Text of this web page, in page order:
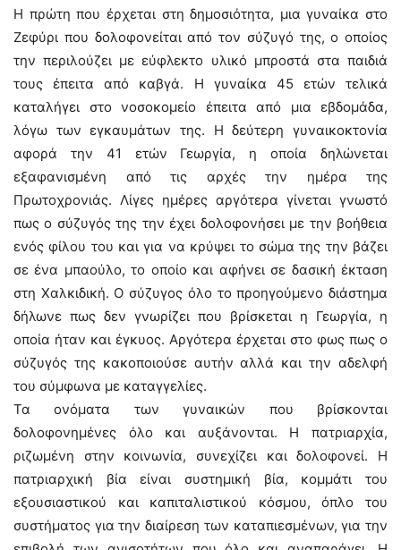
Η πρώτη που έρχεται στη δημοσιότητα, μια γυναίκα στο
Ζεφύρι που δολοφονείται από τον σύζυγό της, ο οποίος
την περιλούζει με εύφλεκτο υλικό μπροστά στα παιδιά
τους έπειτα από καβγά. Η γυναίκα 45 ετών τελικά
καταλήγει στο νοσοκομείο έπειτα από μια εβδομάδα,
λόγω των εγκαυμάτων της. Η δεύτερη γυναικοκτονία
αφορά την 41 ετών Γεωργία, η οποία δηλώνεται
εξαφανισμένη από τις αρχές την ημέρα της
Πρωτοχρονιάς. Λίγες ημέρες αργότερα γίνεται γνωστό
πως ο σύζυγός της την έχει δολοφονήσει με την βοήθεια
ενός φίλου του και για να κρύψει το σώμα της την βάζει
σε ένα μπαούλο, το οποίο και αφήνει σε δασική έκταση
στη Χαλκιδική. Ο σύζυγος όλο το προηγούμενο διάστημα
δήλωνε πως δεν γνωρίζει που βρίσκεται η Γεωργία, η
οποία ήταν και έγκυος. Αργότερα έρχεται στο φως πως ο
σύζυγός της κακοποιούσε αυτήν αλλά και την αδελφή
του σύμφωνα με καταγγελίες.
Τα ονόματα των γυναικών που βρίσκονται
δολοφονημένες όλο και αυξάνονται. Η πατριαρχία,
ριζωμένη στην κοινωνία, συνεχίζει και δολοφονεί. Η
πατριαρχική βία είναι συστημική βία, κομμάτι του
εξουσιαστικού και καπιταλιστικού κόσμου, όπλο του
συστήματος για την διαίρεση των καταπιεσμένων, για την